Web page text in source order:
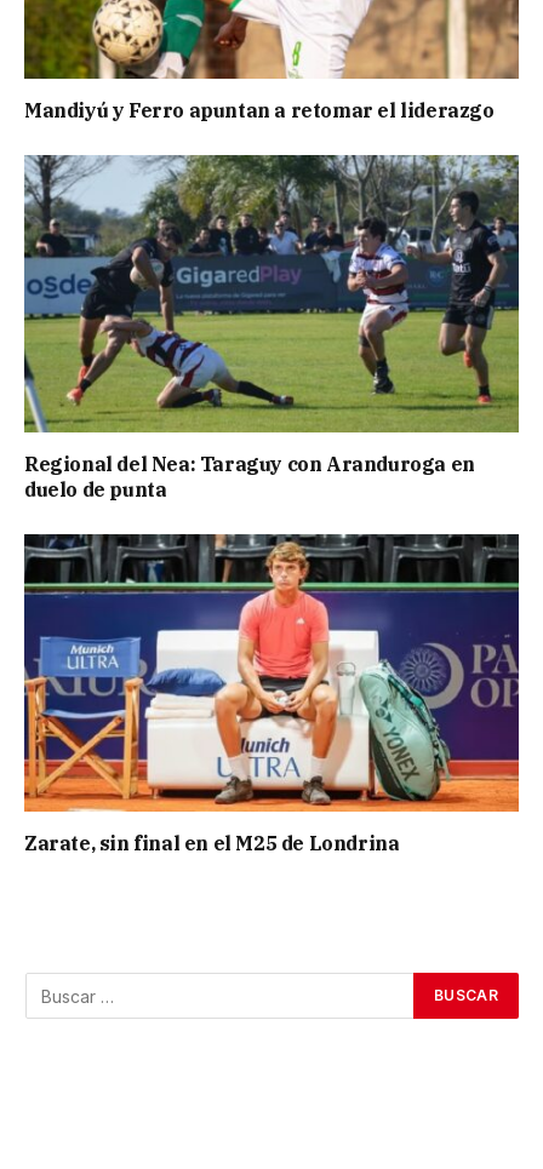
Mandiyú y Ferro apuntan a retomar el liderazgo
Regional del Nea: Taraguy con Aranduroga en
duelo de punta
Zarate, sin final en el M25 de Londrina